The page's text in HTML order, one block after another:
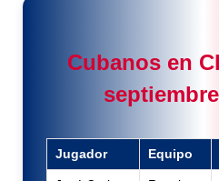
Cubanos en
Jugador Equipo